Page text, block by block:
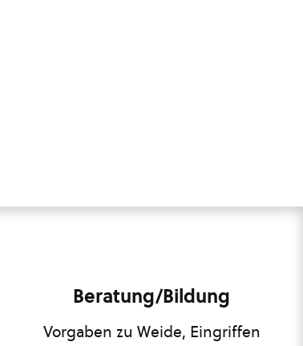
Beratung/Bildung
Vorgaben zu Weide, Eingriffen